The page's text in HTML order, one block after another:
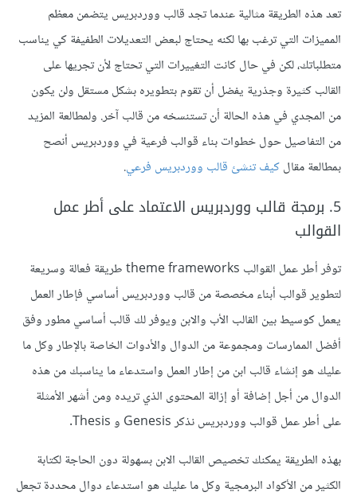
تعد هذه الطريقة مثالية عندما تجد قالب ووردبريس يتضمن معظم
المميزات التي ترغب بها لكنه يحتاج لبعض التعديلات الطفيفة كي يناسب
متطلباتك، لكن في حال كانت التغييرات التي تحتاج لأن تجريها على
القالب كثيرة وجذرية يفضل أن تقوم بتطويره بشكل مستقل ولن يكون
من المجدي في هذه الحالة أن تستنسخه من قالب آخر. ولمطالعة المزيد
من التفاصيل حول خطوات بناء قوالب فرعية في ووردبريس أنصح
بمطالعة مقالكيف تنشئ قالب ووردبريس فرعي.
5. برمجة قالب ووردبريس الاعتماد على أطر عمل
القوالب
توفر أطر عمل القوالب theme frameworks طريقة فعالة وسريعة
لتطوير قوالب أبناء مخصصة من قالب ووردبريس أساسي فإطار العمل
يعمل كوسيط بين القالب الأب والابن ويوفر لك قالب أساسي مطور وفق
أفضل الممارسات ومجموعة من الدوال والأدوات الخاصة بالإطار وكل ما
عليك هو إنشاء قالب ابن من إطار العمل واستدعاء ما يناسبك من هذه
الدوال من أجل إضافة أو إزالة المحتوى الذي تريده ومن أشهر الأمثلة
على أطر عمل قوالب ووردبريس نذكر Genesis و Thesis.
بهذه الطريقة يمكنك تخصيص القالب الابن بسهولة دون الحاجة لكتابة
الكثير من الأكواد البرمجية وكل ما عليك هو استدعاء دوال محددة تجعل